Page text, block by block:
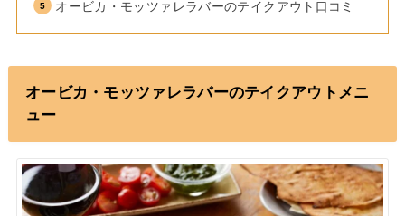
オービカ・モッツァレラバーのテイクアウト口コミ
オービカ・モッツァレラバーのテイクアウトメニ
ュー